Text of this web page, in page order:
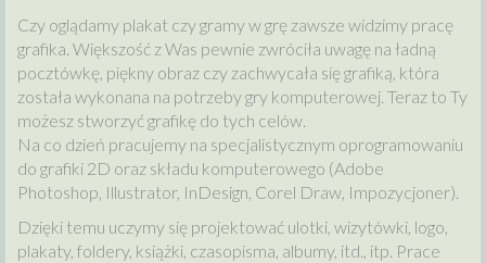
Czy oglądamy plakat czy gramy w grę zawsze widzimy pracę
grafika. Większość z Was pewnie zwróciła uwagę na ładną
pocztówkę, piękny obraz czy zachwycała się grafiką, która
została wykonana na potrzeby gry komputerowej. Teraz to Ty
możesz stworzyć grafikę do tych celów.
Na co dzień pracujemy na specjalistycznym oprogramowaniu
do grafiki 2D oraz składu komputerowego (Adobe
Photoshop, Illustrator, InDesign, Corel Draw, Impozycjoner).
Dzięki temu uczymy się projektować ulotki, wizytówki, logo,
plakaty, foldery, książki, czasopisma, albumy, itd., itp. Prace